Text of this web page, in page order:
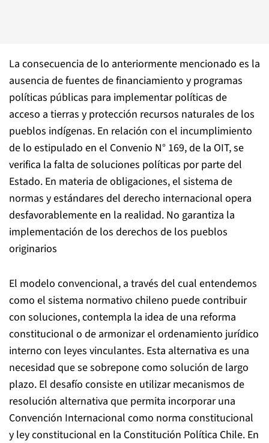
La consecuencia de lo anteriormente mencionado es la
ausencia de fuentes de financiamiento y programas
políticas públicas para implementar políticas de
acceso a tierras y protección recursos naturales de los
pueblos indígenas. En relación con el incumplimiento
de lo estipulado en el Convenio N° 169, de la OIT, se
verifica la falta de soluciones políticas por parte del
Estado. En materia de obligaciones, el sistema de
normas y estándares del derecho internacional opera
desfavorablemente en la realidad. No garantiza la
implementación de los derechos de los pueblos
originarios
El modelo convencional, a través del cual entendemos
como el sistema normativo chileno puede contribuir
con soluciones, contempla la idea de una reforma
constitucional o de armonizar el ordenamiento jurídico
interno con leyes vinculantes. Esta alternativa es una
necesidad que se sobrepone como solución de largo
plazo. El desafío consiste en utilizar mecanismos de
resolución alternativa que permita incorporar una
Convención Internacional como norma constitucional
y ley constitucional en la Constitución Política Chile. En